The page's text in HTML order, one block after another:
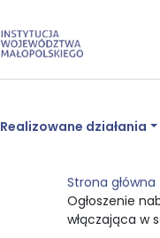
Realizowane działania
Strona główna
Ogłoszenie
włączająca w